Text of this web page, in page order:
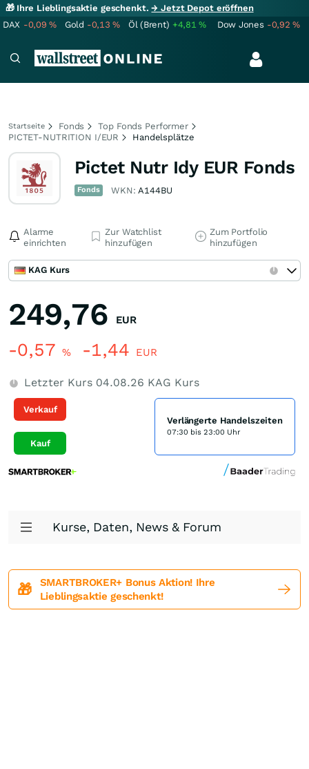
🎁 Ihre Lieblingsaktie geschenkt.→ Jetzt Depot eröffnen
DAX -0,09% Gold -0,13% Öl (Brent) +4,81% Dow Jones -0,92%
Startseite Fonds
Top Fonds Performer
PICTET-NUTRITION I/EUR
Handelsplätze
Pictet Nutr Idy EUR Fonds
Fonds WKN:A144BU
Alarme
einrichten
Zur Watchlist
hinzufügen
Zum Portfolio
hinzufügen
KAG Kurs
249,76 EUR
-0,57 % -1,44 EUR
Letzter Kurs 04.08.26 KAG Kurs
Verkauf
Kauf
Verlängerte Handelszeiten
07:30 bis 23:00 Uhr
Kurse, Daten, News & Forum
🎁
SMARTBROKER+ Bonus Aktion! Ihre
Lieblingsaktie geschenkt!